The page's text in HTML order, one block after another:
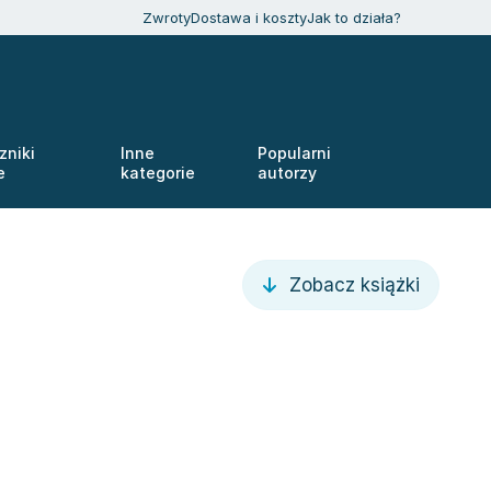
ZwrotyDostawa i kosztyJak to działa?
Inne
kategorie
Popularni
autorzy
Zobacz książki